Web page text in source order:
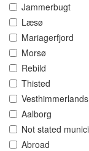
Jammerbugt
Læsø
Mariagerfjord
Morsø
Rebild
Thisted
Vesthimmerlands
Aalborg
Not stated
Abroad